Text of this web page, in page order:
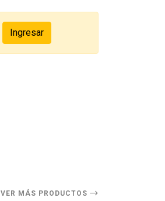
Ingresar
VER MÁS PRODUCTOS